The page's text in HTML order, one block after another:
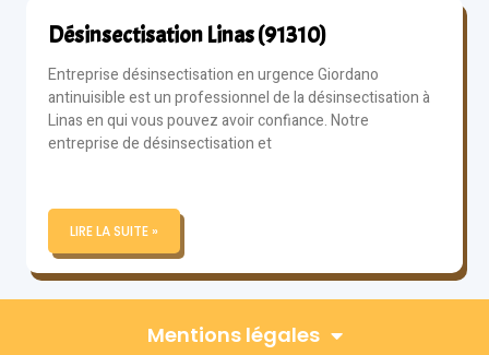
Désinsectisation Linas (91310)
Entreprise désinsectisation en urgence Giordano
antinuisible est un professionnel de la désinsectisation à
Linas en qui vous pouvez avoir confiance. Notre
entreprise de désinsectisation et
LIRE LA SUITE »
Mentions légales